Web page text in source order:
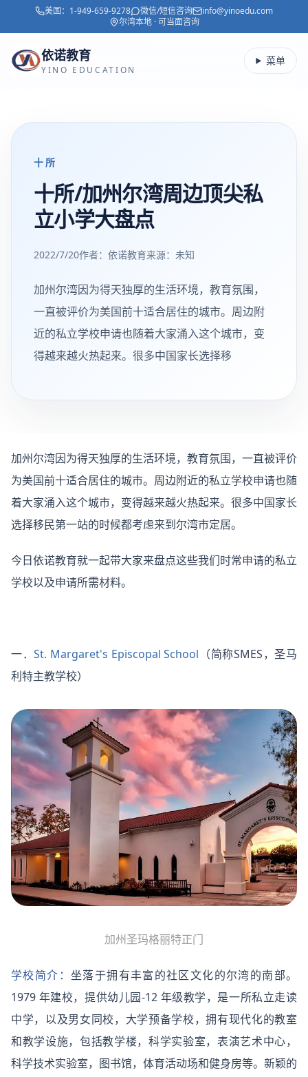
美国： 1-949-659-9278 微信/短信咨询
info@yinoedu.com
尔湾本地 · 可当面咨询
依诺教育
YINO EDUCATION
菜单
十所
十所/加州尔湾周边顶尖私
立小学大盘点
2022/7/20作者：依诺教育来源： 未知
加州尔湾因为得天独厚的生活环境，教育氛围，
一直被评价为美国前十适合居住的城市。周边附
近的私立学校申请也随着大家涌入这个城市，变
得越来越火热起来。很多中国家长选择移
加州尔湾因为得天独厚的生活环境，教育氛围，一直被评价
为美国前十适合居住的城市。周边附近的私立学校申请也随
着大家涌入这个城市，变得越来越火热起来。很多中国家长
选择移民第一站的时候都考虑来到尔湾市定居。
今日依诺教育就一起带大家来盘点这些我们时常申请的私立
学校以及申请所需材料。
一．St. Margaret's Episcopal School （简称SMES，圣马
利特主教学校）
加州圣玛格丽特正门
学校简介： 坐落于拥有丰富的社区文化的尔湾的南部。
1979 年建校，提供幼儿园-12 年级教学，是一所私立走读
中学，以及男女同校，大学预备学校，拥有现代化的教室
和教学设施，包括教学楼，科学实验室，表演艺术中心，
科学技术实验室，图书馆，体育活动场和健身房等。新颖的